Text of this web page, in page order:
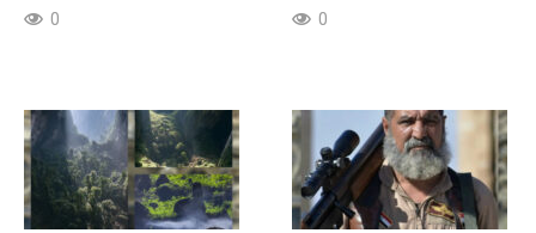
0 0